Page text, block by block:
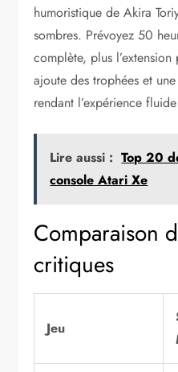
humoristique de Akira
sombres. Prévoyez 50
complète, plus
ajoute des trophées et
rendant l’expérience
Lire aussi : Top 20
console Atari Xe
Comparaison
critiques
Jeu